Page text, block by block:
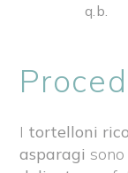
q.b.
I tortelloni
asparagi